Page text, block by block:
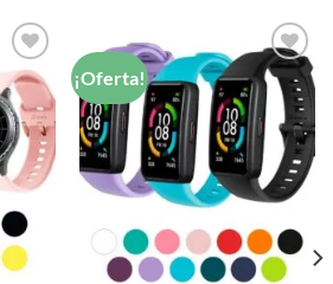
Añadir
a la
lista de
deseos
¡Oferta!
Añadir
a la
lista de
deseos